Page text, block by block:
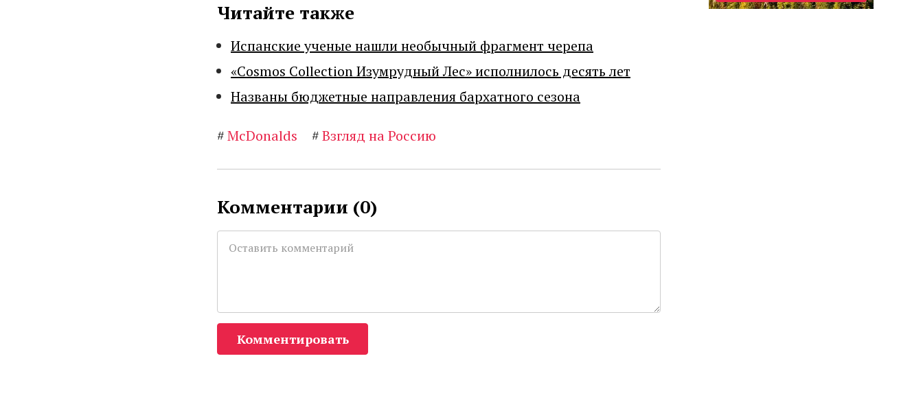
Читайте также
Испанские ученые нашли необычный фрагмент черепа
«Cosmos Collection Изумрудный Лес» исполнилось десять лет
Названы бюджетные направления бархатного сезона
#McDonalds #Взгляд на Россию
Комментарии (0)
Комментировать